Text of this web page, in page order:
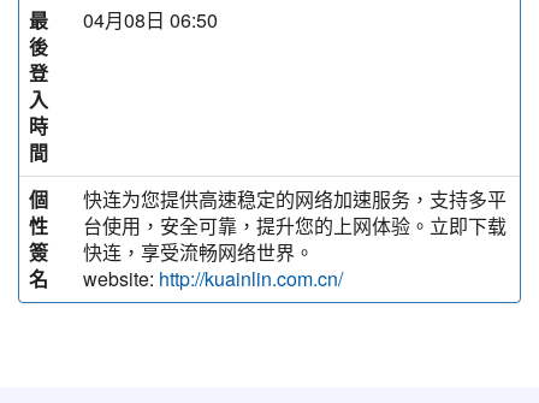
最
後
登
入
時
間
04月08日 06:50
個
性
簽
名
快连为您提供高速稳定的网络加速服务，支持多平
台使用，安全可靠，提升您的上网体验。立即下载
快连，享受流畅网络世界。
website: http://kuainlin.com.cn/